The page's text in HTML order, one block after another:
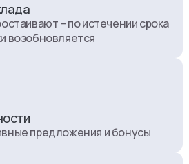
– по истечении срока
возобновляется
предложения и бонусы